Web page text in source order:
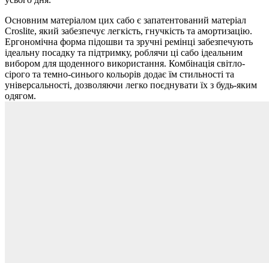
Основним матеріалом цих сабо є запатентований матеріал
Croslite, який забезпечує легкість, гнучкість та амортизацію.
Ергономічна форма підошви та зручні ремінці забезпечують
ідеальну посадку та підтримку, роблячи ці сабо ідеальним
вибором для щоденного використання. Комбінація світло-
сірого та темно-синього кольорів додає їм стильності та
універсальності, дозволяючи легко поєднувати їх з будь-яким
одягом.